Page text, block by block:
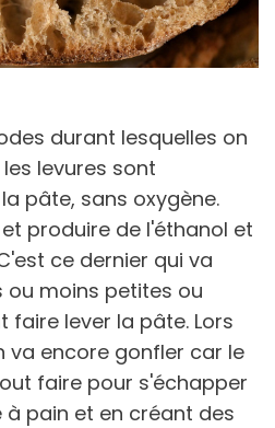
durant lesquelles on
levures sont
pâte, sans oxygène.
produire de l'éthanol et
ce dernier qui va
ou moins petites ou
faire lever la pâte. Lors
va encore gonfler car le
faire pour s'échapper
pain et en créant des